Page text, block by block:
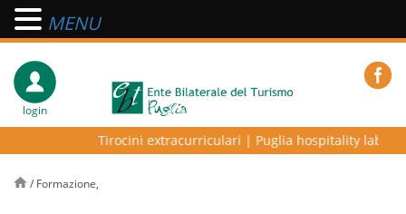
login
Tirocini extracurriculari| Puglia hospitality lab –
/ Formazione,
MENU